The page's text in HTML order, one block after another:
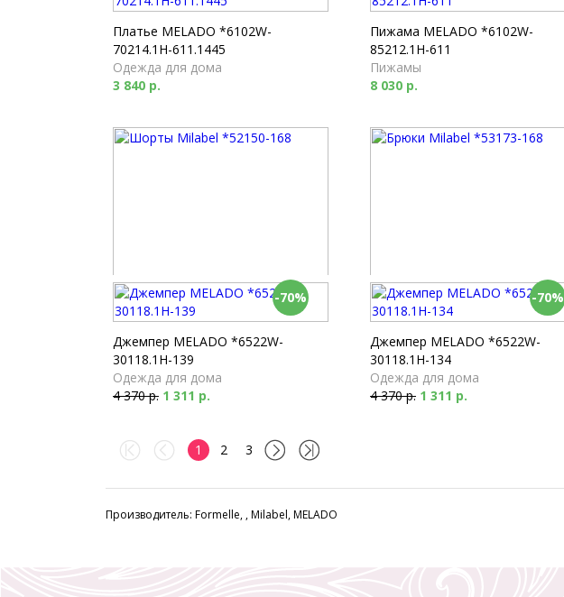
Платье MELADO *6102W-
70214.1H-611.1445
Одежда для дома
3 840 р.
Пижама MELADO *6102W-
85212.1H-611
Пижамы
8 030 р.
Шорты Milabel *52150-168
Пижамы
2 610 р.
Брюки Milabel *53173-168
Пижамы
4 040 р.
-70%
Джемпер MELADO *6522W-
30118.1H-139
Одежда для дома
4 370 р. 1 311 р.
-70%
Джемпер MELADO *6522W-
30118.1H-134
Одежда для дома
4 370 р. 1 311 р.
1 2 3
Производитель: Formelle, , Milabel, MELADO